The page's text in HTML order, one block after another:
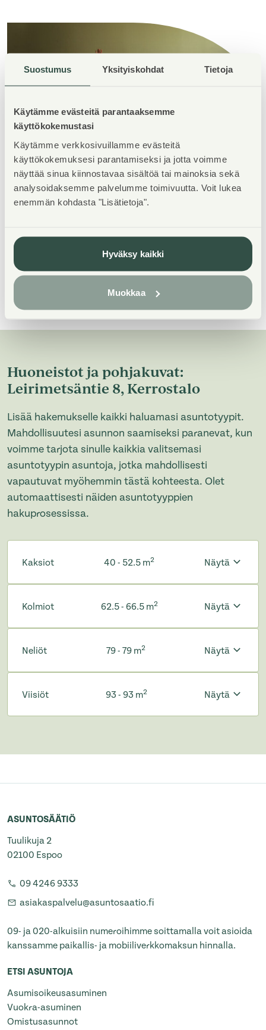
Suostumus Yksityiskohdat Tietoja
Käytämme evästeitä parantaaksemme
käyttökokemustasi
Käytämme verkkosivuillamme evästeitä
käyttökokemuksesi parantamiseksi ja jotta voimme
näyttää sinua kiinnostavaa sisältöä tai mainoksia sekä
analysoidaksemme palvelumme toimivuutta. Voit lukea
enemmän kohdasta "Lisätietoja".
Hyväksy kaikki
Muokkaa
Huoneistot ja pohjakuvat:
Leirimetsäntie 8, Kerrostalo
Lisää hakemukselle kaikki haluamasi asuntotyypit.
Mahdollisuutesi asunnon saamiseksi paranevat, kun
voimme tarjota sinulle kaikkia valitsemasi
asuntotyypin asuntoja, jotka mahdollisesti
vapautuvat myöhemmin tästä kohteesta. Olet
automaattisesti näiden asuntotyyppien
hakuprosessissa.
Kaksiot 40 - 52.5 m2 Näytä
Kolmiot 62.5 - 66.5 m2 Näytä
Neliöt 79 - 79 m2 Näytä
Viisiöt 93 - 93 m2 Näytä
ASUNTOSÄÄTIÖ
Tuulikuja 2
02100 Espoo
09 4246 9333
asiakaspalvelu@asuntosaatio.fi
09- ja 020-alkuisiin numeroihimme soittamalla voit asioida
kanssamme paikallis- ja mobiiliverkkomaksun hinnalla.
ETSI ASUNTOJA
Asumisoikeusasuminen
Vuokra-asuminen
Omistusasunnot